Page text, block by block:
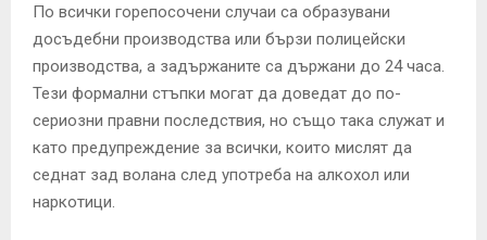
По всички горепосочени случаи са образувани
досъдебни производства или бързи полицейски
производства, а задържаните са държани до 24 часа.
Тези формални стъпки могат да доведат до по-
сериозни правни последствия, но също така служат и
като предупреждение за всички, които мислят да
седнат зад волана след употреба на алкохол или
наркотици.